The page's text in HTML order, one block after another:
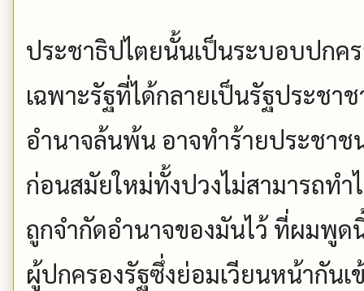
ประชาธิปไตยนั้นเป็นระบอบปกค
เฉพาะรัฐที่ได้กลายเป็นรัฐประชา
อำนาจล้นพ้น อาจทำร้ายประชา
ก่อนสมัยใหม่ทั้งปวงไม่สามารถทำ
ถูกจำกัดอำนาจของมันไว้ ที่ผมพูด
ผู้ปกครองรัฐซึ่งย่อมเวียนหน้ากันเ